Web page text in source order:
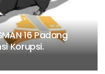
16 Padang
Korupsi.